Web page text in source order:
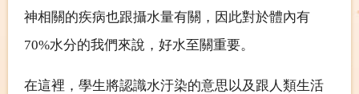
神相關的疾病也跟攝水量有關，因此對於體內有
70%水分的我們來說，好水至關重要。
在這裡，學生將認識水汙染的意思以及跟人類生活